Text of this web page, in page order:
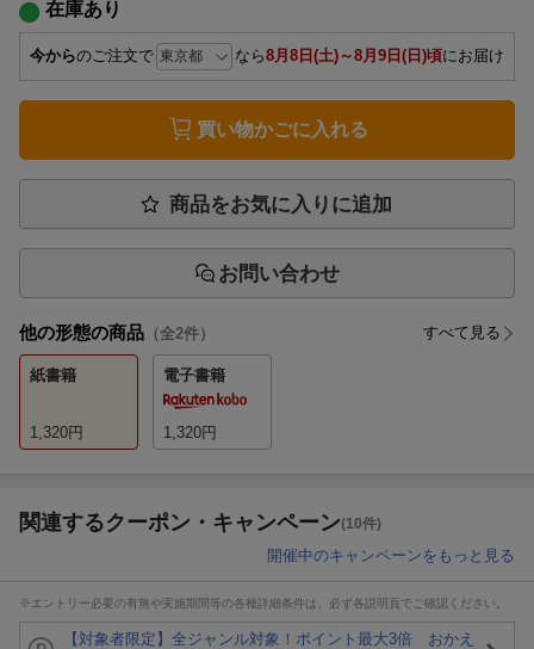
在庫あり
今からのご注文で なら8月8日(土)～8月9日(日)頃にお届け
買い物かごに入れる
商品をお気に入りに追加
お問い合わせ
他の形態の商品 （全2件） すべて見る
紙書籍
1,320円
電子書籍
1,320円
関連するクーポン・キャンペーン(10件)
開催中のキャンペーンをもっと見る
※エントリー必要の有無や実施期間等の各種詳細条件は、必ず各説明頁でご確認ください。
【対象者限定】全ジャンル対象！ポイント最大3倍 おかえ